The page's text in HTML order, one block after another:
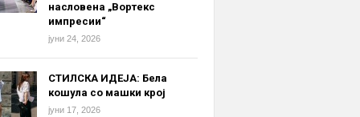
насловена „Вортекс
импресии“
јуни 24, 2026
СТИЛСКА ИДЕЈА: Бела
кошула со машки крој
јуни 17, 2026